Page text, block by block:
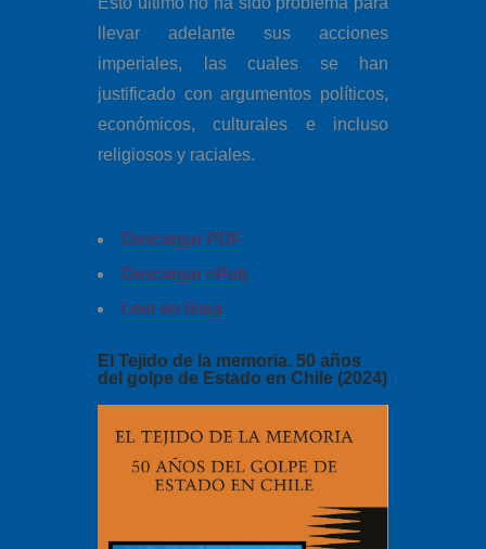
llevar adelante sus acciones
imperiales, las cuales se han
justificado con argumentos políticos,
económicos, culturales e incluso
religiosos y raciales.
Descargar PDF
Descargar ePub
Leer en línea
El Tejido de la memoria. 50 años
del golpe de Estado en Chile (2024)